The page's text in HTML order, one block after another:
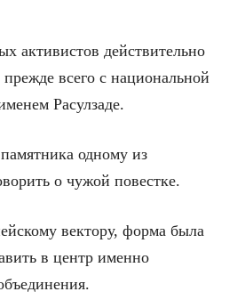
активистов действительно
всего с национальной
Расулзаде.
одному из
о чужой повестке.
вектору, форма была
в центр именно